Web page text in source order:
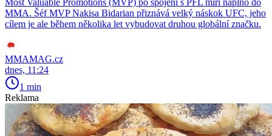
Most Valuable Promotions (MVP) po spojení s PFL míří naplno do
MMA. Šéf MVP Nakisa Bidarian přiznává velký náskok UFC, jeho
cílem je ale během několika let vybudovat druhou globální značku.
MMAMAG.cz
dnes, 11:24
1 min
Reklama